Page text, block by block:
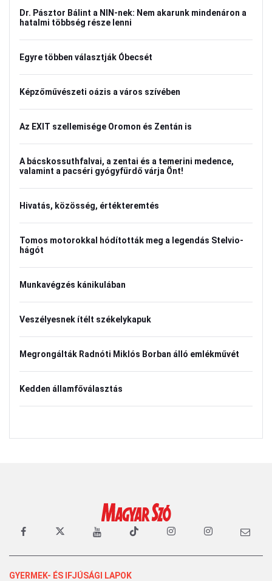
Dr. Pásztor Bálint a NIN-nek: Nem akarunk mindenáron a
hatalmi többség része lenni
Egyre többen választják Óbecsét
Képzőművészeti oázis a város szívében
Az EXIT szellemisége Oromon és Zentán is
A bácskossuthfalvai, a zentai és a temerini medence,
valamint a pacséri gyógyfürdő várja Önt!
Hivatás, közösség, értékteremtés
Tomos motorokkal hódították meg a legendás Stelvio-
hágót
Munkavégzés kánikulában
Veszélyesnek ítélt székelykapuk
Megrongálták Radnóti Miklós Borban álló emlékművét
Kedden államfőválasztás
GYERMEK- ÉS IFJÚSÁGI LAPOK